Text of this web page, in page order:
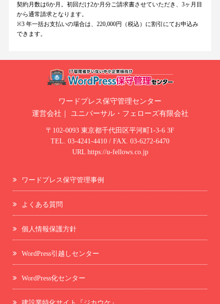
契約月数は6か月。初回だけ2か月分ご請求書させていただき、3ヶ月目
から通常請求となります。
※3 年一括お支払いの場合は、220,000円（税込）に割引にてお申込み
できます。
ワードプレス保守管理センター
運営会社｜ ユニバーサル・フェローズ有限会社
〒102-0093 東京都千代田区平河町1-3-6 3F
TEL. 03-4241-4410 / FAX. 03-6272-6470
URL https://u-fellows.co.jp
ワードプレス保守管理事例
よくある質問
個人情報保護方針
WordPress引越しセンター
WordPress化センター
建設業特化サイト『ジカウケ』